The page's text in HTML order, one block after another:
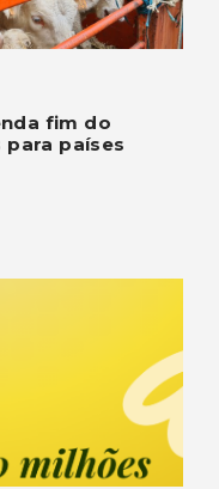
fim do
países